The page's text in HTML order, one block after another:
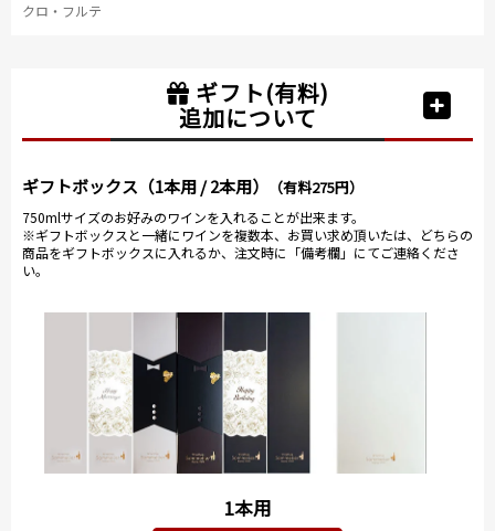
クロ・フルテ
ギフト(有料)
追加について
ギフトボックス（1本用 / 2本用） （有料275円）
750mlサイズのお好みのワインを入れることが出来ます。
※ギフトボックスと一緒にワインを複数本、お買い求め頂いたは、どちらの
商品をギフトボックスに入れるか、注文時に「備考欄」にてご連絡くださ
い。
1本用